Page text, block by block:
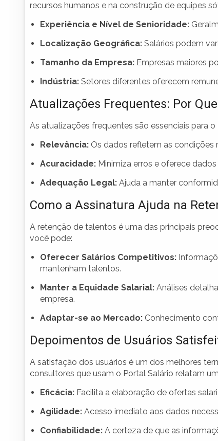
recursos humanos e na construção de equipes
Experiência e Nível de Senioridade:
Localização Geográfica: Salários podem
Tamanho da Empresa: Empresas maiores
Indústria: Setores diferentes oferecem
Atualizações Frequentes: Por
As atualizações frequentes são essenciais para
Relevância: Os dados refletem as condições
Acuracidade: Minimiza erros e oferece
Adequação Legal: Ajuda a manter
Como a Assinatura Ajuda na
A retenção de talentos é uma das principais
você pode:
Oferecer Salários Competitivos:
mantenham talentos.
Manter a Equidade Salarial: Análises
empresa.
Adaptar-se ao Mercado: Conhecimento
Depoimentos de Usuários
A satisfação dos usuários é um dos melhores
consultores que usam o Portal Salário relatam
Eficácia: Facilita a elaboração de ofertas
Agilidade: Acesso imediato aos dados
Confiabilidade: A certeza de que as